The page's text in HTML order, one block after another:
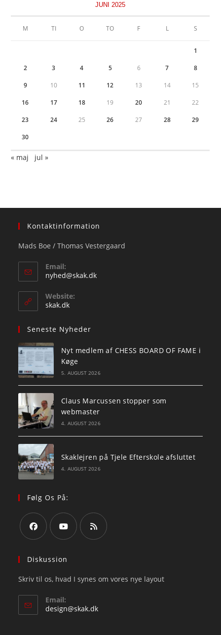
JUNI 2025
M TI O TO F L S
1
2 3 4 5 6 7 8
9 10 11 12 13 14 15
16 17 18 19 20 21 22
23 24 25 26 27 28 29
30
« maj jul »
Kontaktinformation
Mads Boe / Thomas Vestergaard
Email:
nyhed@skak.dkOpens
Website:
skak.dk
Seneste Nyheder
Nyt medlem af CHESS BOARD OF FAME i
Køge
5. AUGUST 2026
Claus Marcussen stopper som
webmaster
4. AUGUST 2026
Skaklejren på Tjele Efterskole afsluttet
4. AUGUST 2026
Følg Os På:
in
new
tab
in
new
new
Diskussion
Skriv til os, hvad I synes om vores nye layout
Email:
design@skak.dkOpens